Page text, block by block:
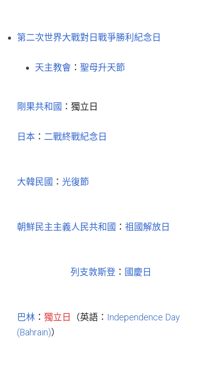
第二次世界大戰對日戰爭勝利紀念日
天主教會 ： 聖母升天節
剛果共和國 ：獨立日
日本 ： 二戰終戰紀念日
大韓民國 ： 光復節
朝鮮民主主義人民共和國 ： 祖國解放日
列支敦斯登 ： 國慶日
巴林 ： 獨立日 （英語： Independence Day
(Bahrain)）